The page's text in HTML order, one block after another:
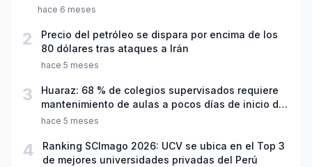
hace 6 meses
2
Precio del petróleo se dispara por encima de los
80 dólares tras ataques a Irán
hace 5 meses
3
Huaraz: 68 % de colegios supervisados requiere
mantenimiento de aulas a pocos días de inicio del
año escolar 2026
hace 5 meses
4
Ranking SCImago 2026: UCV se ubica en el Top 3
de mejores universidades privadas del Perú